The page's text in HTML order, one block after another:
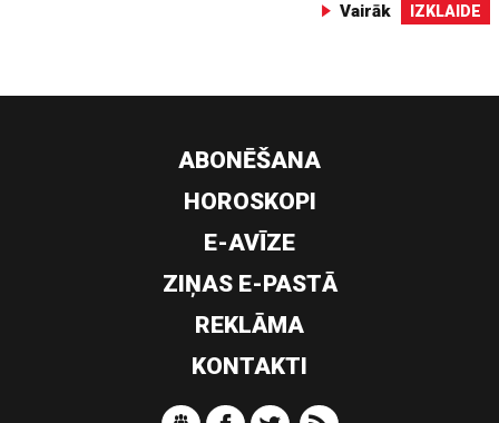
Vairāk IZKLAIDE
ABONĒŠANA
HOROSKOPI
E-AVĪZE
ZIŅAS E-PASTĀ
REKLĀMA
KONTAKTI